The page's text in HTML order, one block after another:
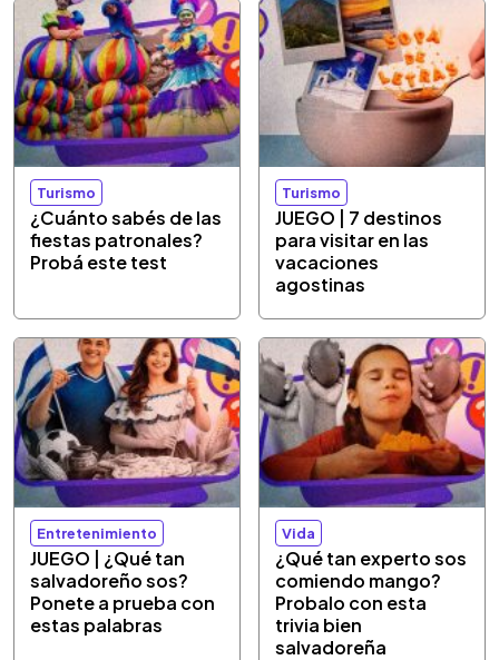
Turismo
¿Cuánto sabés de las
fiestas patronales?
Probá este test
Turismo
JUEGO | 7 destinos
para visitar en las
vacaciones
agostinas
Entretenimiento
JUEGO | ¿Qué tan
salvadoreño sos?
Ponete a prueba con
estas palabras
Vida
¿Qué tan experto sos
comiendo mango?
Probalo con esta
trivia bien
salvadoreña